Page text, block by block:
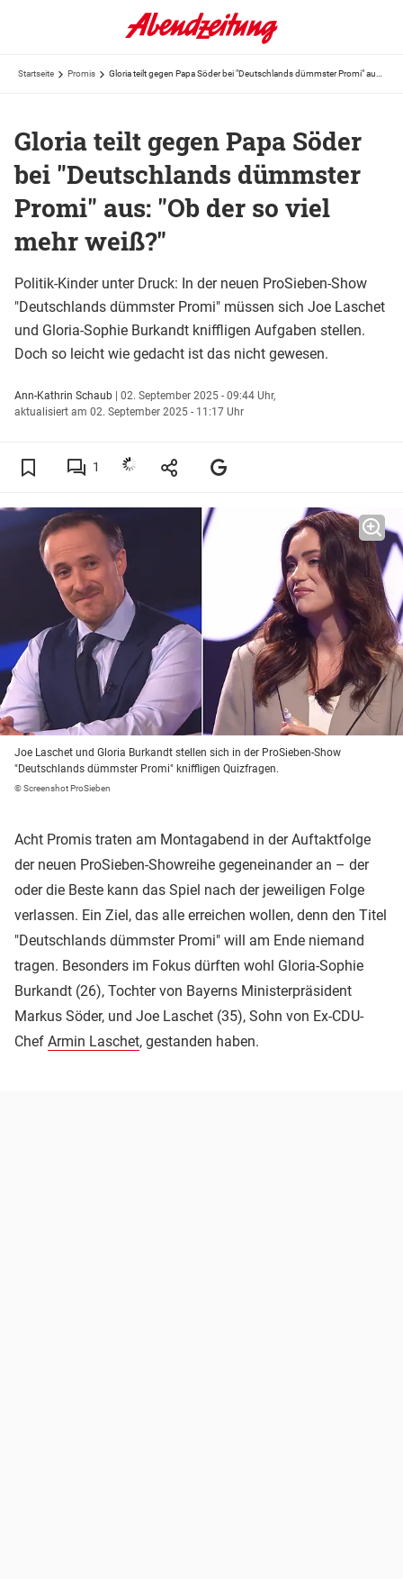
Startseite Promis
Gloria teilt gegen Papa Söder
bei "Deutschlands dümmster
Promi" aus: "Ob der so viel
mehr weiß?"
Politik-Kinder unter Druck: In der neuen ProSieben-Show
"Deutschlands dümmster Promi" müssen sich Joe Laschet
und Gloria-Sophie Burkandt kniffligen Aufgaben stellen.
Doch so leicht wie gedacht ist das nicht gewesen.
Ann-Kathrin Schaub | 02. September 2025 - 09:44 Uhr,
aktualisiert am 02. September 2025 - 11:17 Uhr
1
Joe Laschet und Gloria Burkandt stellen sich in der ProSieben-Show
"Deutschlands dümmster Promi" kniffligen Quizfragen.
© Screenshot ProSieben
Acht Promis traten am Montagabend in der Auftaktfolge
der neuen ProSieben-Showreihe gegeneinander an – der
oder die Beste kann das Spiel nach der jeweiligen Folge
verlassen. Ein Ziel, das alle erreichen wollen, denn den Titel
"Deutschlands dümmster Promi" will am Ende niemand
tragen. Besonders im Fokus dürften wohl Gloria-Sophie
Burkandt (26), Tochter von Bayerns Ministerpräsident
Markus Söder, und Joe Laschet (35), Sohn von Ex-CDU-
Chef Armin Laschet, gestanden haben.